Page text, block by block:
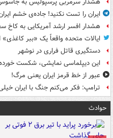
ایران را تست نکنید! جاده‌ی خشم
هشدار افسر ارشد آمریکایی به کاخ
ایالات متحده واقعاً یک «ببر
دستگیری قاتل فراری در نوشهر
این دیپلماسی نمایشی، شکست
عبور از خط قرمز ایران یعنی مرگ!
ترامپ: فکر می‌کنم جنگ با ایران
حوادث